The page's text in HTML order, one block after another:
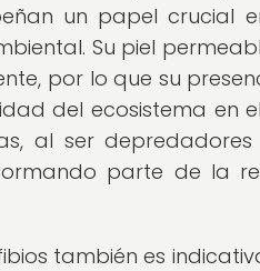
un papel crucial
Su piel
por lo que su
del ecosistema en
al ser
parte de la
también es